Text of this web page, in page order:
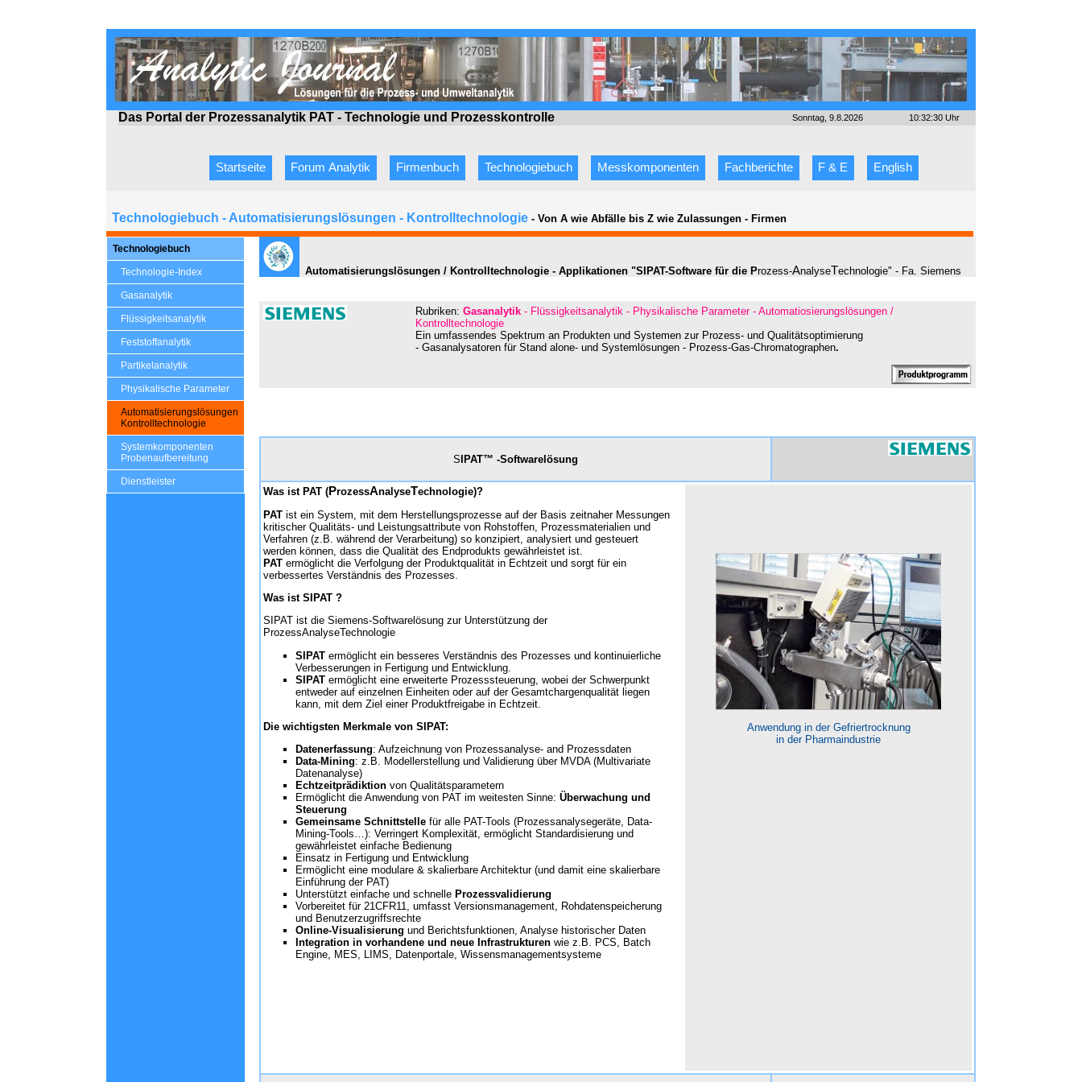
Das Portal der Prozessanalytik PAT - Technologie und Prozesskontrolle Sonntag, 9.8.2026 10:32:30 Uhr
Startseite Forum Analytik Firmenbuch Technologiebuch Messkomponenten Fachberichte F & E English
Technologiebuch - Automatisierungslösungen - Kontrolltechnologie - Von A wie Abfälle bis Z wie Zulassungen - Firmen
Technologiebuch
Technologie-Index
Gasanalytik
Flüssigkeitsanalytik
Feststoffanalytik
Partikelanalytik
Physikalische Parameter
Automatisierungslösungen
Kontrolltechnologie
Systemkomponenten
Probenaufbereitung
Dienstleister
Automatisierungslösungen / Kontrolltechnologie - Applikationen "SIPAT-Software für die Prozess-AnalyseTechnologie" - Fa. Siemens
Rubriken: Gasanalytik - Flüssigkeitsanalytik - Physikalische Parameter - Automatiosierungslösungen /
Kontrolltechnologie
Ein umfassendes Spektrum an Produkten und Systemen zur Prozess- und Qualitätsoptimierung
- Gasanalysatoren für Stand alone- und Systemlösungen - Prozess-Gas-Chromatographen.
S IPAT™ -Softwarelösung
Was ist PAT ( ProzessAnalyseTechnologie)?
PAT ist ein System, mit dem Herstellungsprozesse auf der Basis zeitnaher Messungen
kritischer Qualitäts- und Leistungsattribute von Rohstoffen, Prozessmaterialien und
Verfahren (z.B. während der Verarbeitung) so konzipiert, analysiert und gesteuert
werden können, dass die Qualität des Endprodukts gewährleistet ist.
PAT ermöglicht die Verfolgung der Produktqualität in Echtzeit und sorgt für ein
verbessertes Verständnis des Prozesses.
Was ist SIPAT ?
SIPAT ist die Siemens-Softwarelösung zur Unterstützung der
ProzessAnalyseTechnologie
SIPAT ermöglicht ein besseres Verständnis des Prozesses und kontinuierliche
Verbesserungen in Fertigung und Entwicklung.
SIPAT ermöglicht eine erweiterte Prozesssteuerung, wobei der Schwerpunkt
entweder auf einzelnen Einheiten oder auf der Gesamtchargenqualität liegen
kann, mit dem Ziel einer Produktfreigabe in Echtzeit.
Die wichtigsten Merkmale von SIPAT:
Datenerfassung: Aufzeichnung von Prozessanalyse- and Prozessdaten
Data-Mining: z.B. Modellerstellung und Validierung über MVDA (Multivariate
Datenanalyse)
Echtzeitprädiktion von Qualitätsparametern
Ermöglicht die Anwendung von PAT im weitesten Sinne: Überwachung und
Steuerung
Gemeinsame Schnittstelle für alle PAT-Tools (Prozessanalysegeräte, Data-
Mining-Tools…): Verringert Komplexität, ermöglicht Standardisierung und
gewährleistet einfache Bedienung
Einsatz in Fertigung und Entwicklung
Ermöglicht eine modulare & skalierbare Architektur (und damit eine skalierbare
Einführung der PAT)
Unterstützt einfache und schnelle Prozessvalidierung
Vorbereitet für 21CFR11, umfasst Versionsmanagement, Rohdatenspeicherung
und Benutzerzugriffsrechte
Online-Visualisierung und Berichtsfunktionen, Analyse historischer Daten
Integration in vorhandene und neue Infrastrukturen wie z.B. PCS, Batch
Engine, MES, LIMS, Datenportale, Wissensmanagementsysteme
Anwendung in der Gefriertrocknung
in der Pharmaindustrie